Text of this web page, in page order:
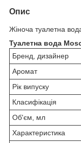
Опис
Жіноча туалетна
Туалетна вода
Бренд, дизайнер
Аромат
Рік випуску
Класифікація
Об'єм, мл
Характеристика